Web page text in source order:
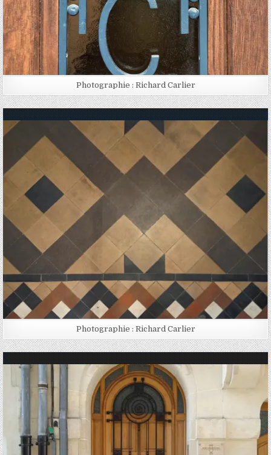
Photographie : Richard Carlier
Posted in
Photographie : Richard Carlier
Posted in